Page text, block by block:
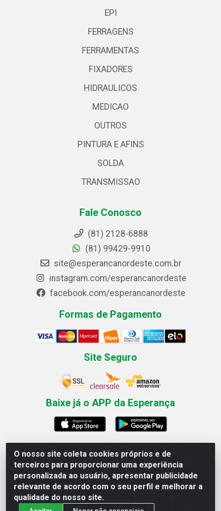
O nosso site coleta cookies próprios e de
terceiros para proporcionar uma experiência
personalizada ao usuário, apresentar publicidade
relevante de acordo com o seu perfil e melhorar a
qualidade do nosso site.
EPI
FERRAGENS
FERRAMENTAS
FIXADORES
HIDRAULICOS
MEDICAO
OUTROS
PINTURA E AFINS
SOLDA
TRANSMISSAO
Fale Conosco
(81) 2128-6888
(81) 99429-9910
site@esperancanordeste.com.br
instagram.com/esperancanordeste
facebook.com/esperancanordeste
Formas de Pagamento
Site Seguro
Baixe já o APP da Esperança
Esperança Nordeste - Rua Professor Caldas Filho, 291 -
Estância - Recife / PE CEP: 50771-335 - CNPJ
03.666.136/0001-23